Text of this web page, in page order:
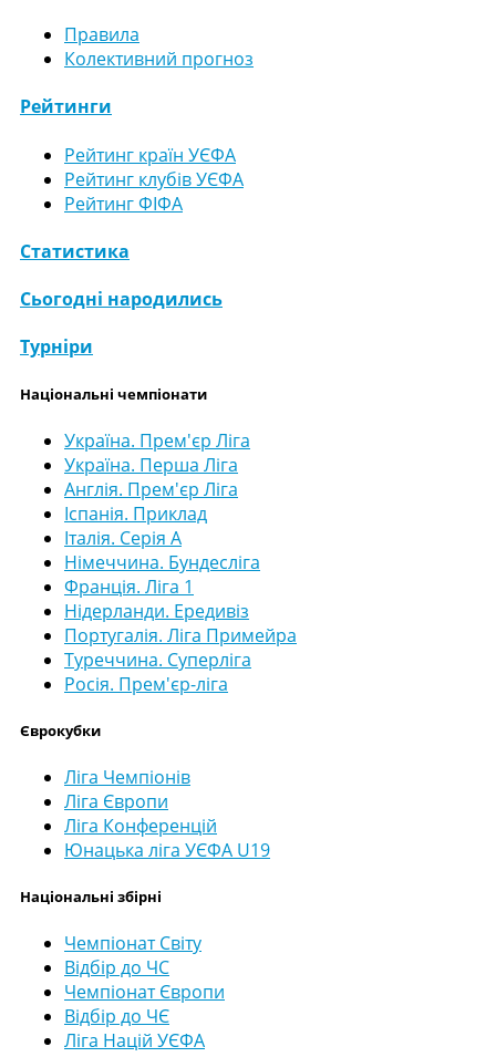
Правила
Колективний прогноз
Рейтинги
Рейтинг країн УЄФА
Рейтинг клубів УЄФА
Рейтинг ФІФА
Статистика
Сьогодні народились
Турніри
Національні чемпіонати
Україна. Прем'єр Ліга
Україна. Перша Ліга
Англія. Прем'єр Ліга
Іспанія. Приклад
Італія. Серія А
Німеччина. Бундесліга
Франція. Ліга 1
Нідерланди. Ередивіз
Португалія. Ліга Примейра
Туреччина. Суперліга
Росія. Прем'єр-ліга
Єврокубки
Ліга Чемпіонів
Ліга Європи
Ліга Конференцій
Юнацька ліга УЄФА U19
Національні збірні
Чемпіонат Світу
Відбір до ЧС
Чемпіонат Європи
Відбір до ЧЄ
Ліга Націй УЄФА